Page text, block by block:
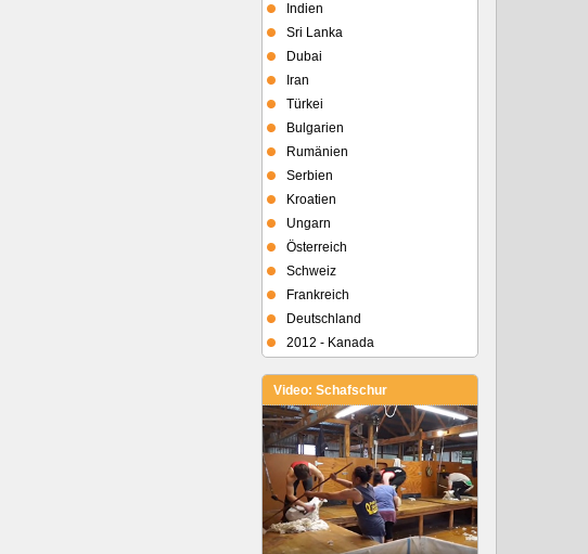
Indien
Sri Lanka
Dubai
Iran
Türkei
Bulgarien
Rumänien
Serbien
Kroatien
Ungarn
Österreich
Schweiz
Frankreich
Deutschland
2012 - Kanada
Video: Schafschur